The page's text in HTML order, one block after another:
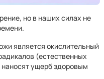
но в наших силах не
является окислительный
(естественных
ущерб здоровым